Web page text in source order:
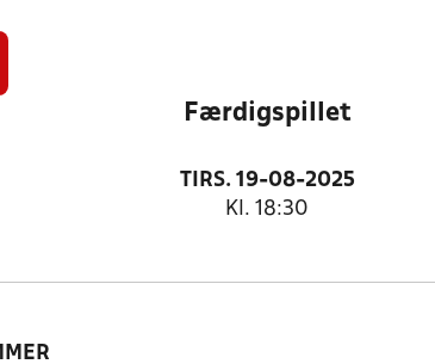
Færdigspillet
TIRS. 19-08-2025
Kl. 18:30